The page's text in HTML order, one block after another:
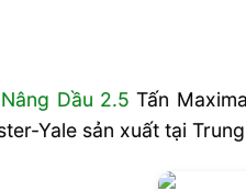
Dầu 2.5 Tấn
Yale sản xuất tại